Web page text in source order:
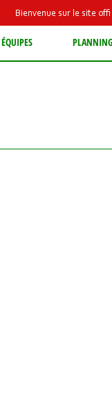
Bienvenue sur le site
ÉQUIPES